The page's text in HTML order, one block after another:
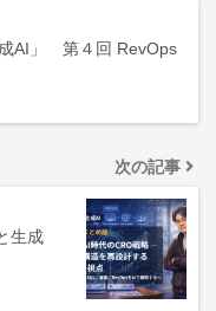
AI」 第４回 RevOps
次の記事
生成